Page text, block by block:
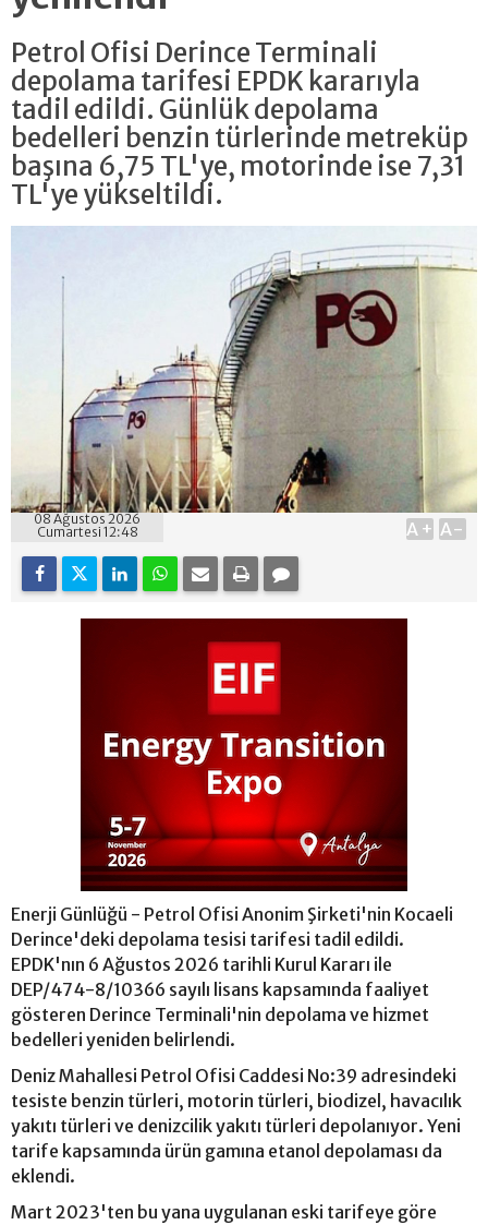
Petrol Ofisi Derince Terminali
depolama tarifesi EPDK kararıyla
tadil edildi. Günlük depolama
bedelleri benzin türlerinde metreküp
başına 6,75 TL'ye, motorinde ise 7,31
TL'ye yükseltildi.
08 Ağustos 2026
Cumartesi 12:48
A+ A-
Enerji Günlüğü - Petrol Ofisi Anonim Şirketi'nin Kocaeli
Derince'deki depolama tesisi tarifesi tadil edildi.
EPDK'nın 6 Ağustos 2026 tarihli Kurul Kararı ile
DEP/474-8/10366 sayılı lisans kapsamında faaliyet
gösteren Derince Terminali'nin depolama ve hizmet
bedelleri yeniden belirlendi.
Deniz Mahallesi Petrol Ofisi Caddesi No:39 adresindeki
tesiste benzin türleri, motorin türleri, biodizel, havacılık
yakıtı türleri ve denizcilik yakıtı türleri depolanıyor. Yeni
tarife kapsamında ürün gamına etanol depolaması da
eklendi.
Mart 2023'ten bu yana uygulanan eski tarifeye göre